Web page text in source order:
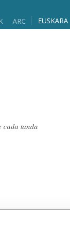
ARC EUSKARA
cada tanda